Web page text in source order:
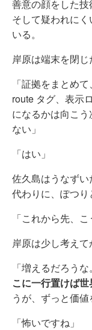
善意の顔をした技
そして疑われに
いる。
岸原は端末を閉じ
「証拠をまとめ
route タグ、表示
になるかは向こう
ない」
「はい」
佐久島はうなずい
代わりに、ぽつり
「これから先、
岸原は少し考えて
「増えるだろう
こに一行置けば
うが、ずっと価値
「怖いですね」